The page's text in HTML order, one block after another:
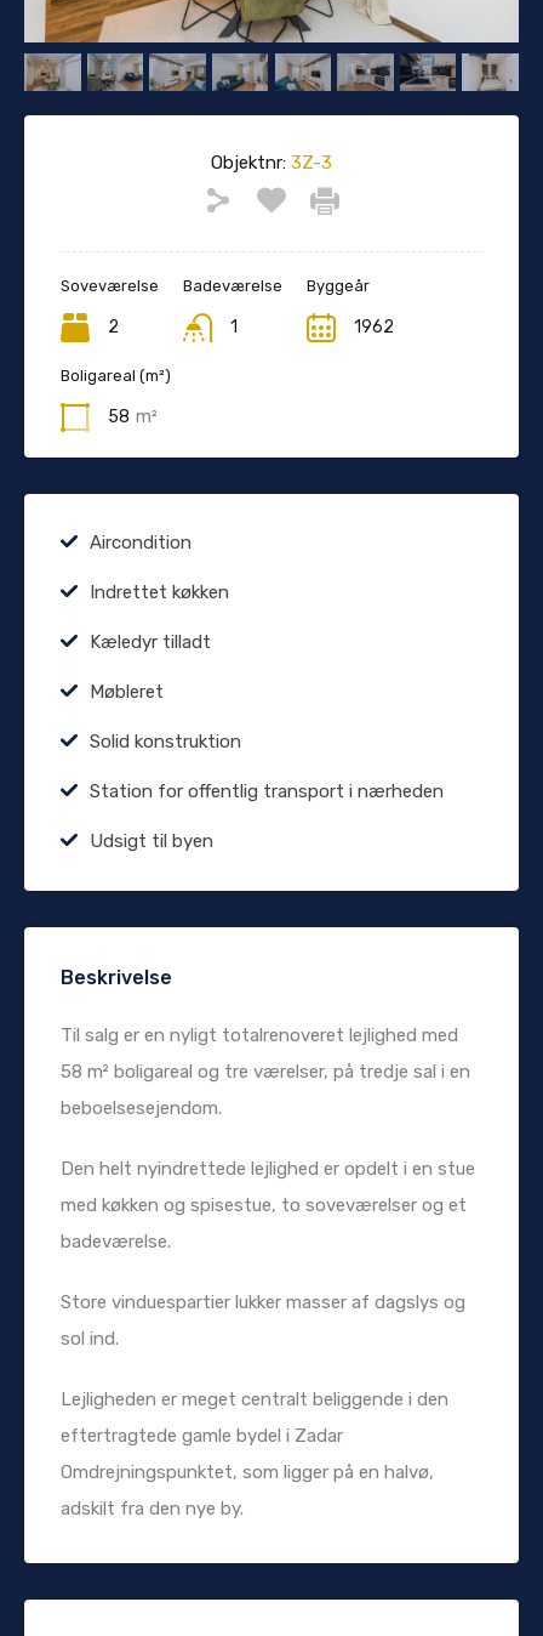
Objektnr: 3Z-3
Soveværelse
2
Badeværelse
1
Byggeår
1962
Boligareal (m²)
58 m²
Aircondition
Indrettet køkken
Kæledyr tilladt
Møbleret
Solid konstruktion
Station for offentlig transport i nærheden
Udsigt til byen
Beskrivelse
Til salg er en nyligt totalrenoveret lejlighed med
58 m² boligareal og tre værelser, på tredje sal i en
beboelsesejendom.
Den helt nyindrettede lejlighed er opdelt i en stue
med køkken og spisestue, to soveværelser og et
badeværelse.
Store vinduespartier lukker masser af dagslys og
sol ind.
Lejligheden er meget centralt beliggende i den
eftertragtede gamle bydel i Zadar
Omdrejningspunktet, som ligger på en halvø,
adskilt fra den nye by.